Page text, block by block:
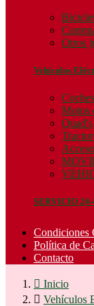
Otros
Vehículos
Motos
Quad's
SERVICIO
Condiciones
Política de
Contacto
 Inicio
 Vehículos